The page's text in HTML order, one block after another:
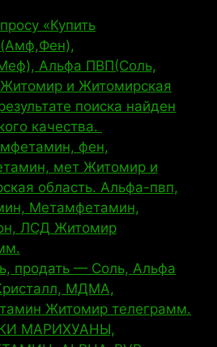
«Купить
Альфа ПВП(Соль,
и Житомирская
поиска найден
качества.
фен,
мет Житомир и
область. Альфа-пвп,
Метамфетамин,
ЛСД Житомир
продать — Соль, Альфа
МДМА,
Житомир телеграмм.
МАРИХУАНЫ,